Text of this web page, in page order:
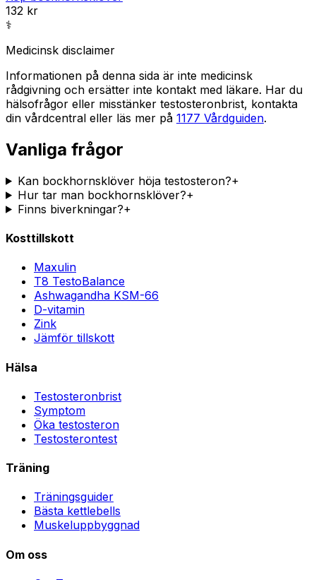
132 kr
⚕️
Medicinsk disclaimer
Informationen på denna sida är inte medicinsk
rådgivning och ersätter inte kontakt med läkare. Har du
hälsofrågor eller misstänker testosteronbrist, kontakta
din vårdcentral eller läs mer på 1177 Vårdguiden.
Vanliga frågor
Kan bockhornsklöver höja testosteron?+
Hur tar man bockhornsklöver?+
Finns biverkningar?+
Kosttillskott
Maxulin
T8 TestoBalance
Ashwagandha KSM-66
D-vitamin
Zink
Jämför tillskott
Hälsa
Testosteronbrist
Symptom
Öka testosteron
Testosterontest
Träning
Träningsguider
Bästa kettlebells
Muskeluppbyggnad
Om oss